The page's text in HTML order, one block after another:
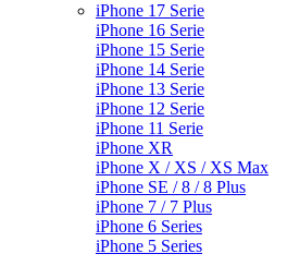
iPhone 17 Serie
iPhone 16 Serie
iPhone 15 Serie
iPhone 14 Serie
iPhone 13 Serie
iPhone 12 Serie
iPhone 11 Serie
iPhone XR
iPhone X / XS / XS Max
iPhone SE / 8 / 8 Plus
iPhone 7 / 7 Plus
iPhone 6 Series
iPhone 5 Series